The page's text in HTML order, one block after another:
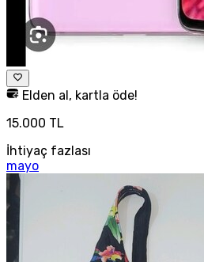
Elden al, kartla öde!
15.000 TL
İhtiyaç fazlası
mayo